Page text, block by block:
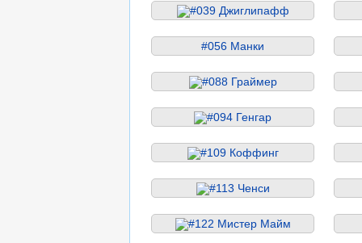
#039 Джиглипафф
#056 Манки
#088 Граймер
#094 Генгар
#109 Коффинг
#113 Ченси
#122 Мистер Майм